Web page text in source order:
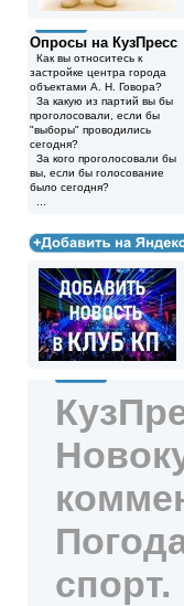
Опросы на КузПресс
Как вы относитесь к
застройке центра города
объектами А. Н. Говора?
За какую из партий вы бы
проголосовали, если бы
"выборы" проводились
сегодня?
За кого проголосовали бы
вы, если бы голосование
было сегодня?
спорт.